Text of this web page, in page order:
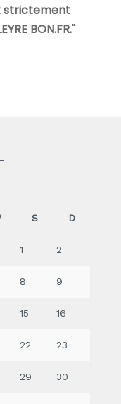
strictement
BON.FR."
S D
1 2
8 9
15 16
22 23
29 30